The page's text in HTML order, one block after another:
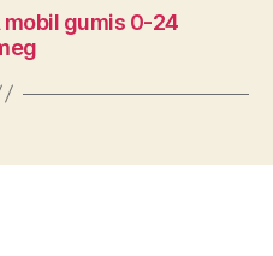
mobil gumis 0-24